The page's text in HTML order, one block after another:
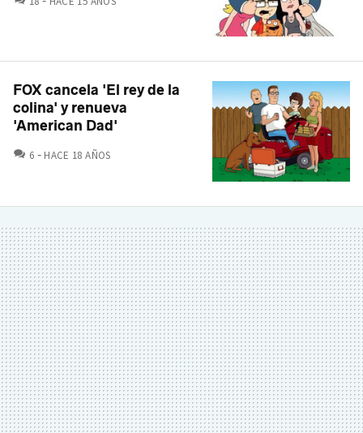
FOX cancela 'El rey de la
colina' y renueva
'American Dad'
6 COMENTARIOS
HACE 18 AÑOS